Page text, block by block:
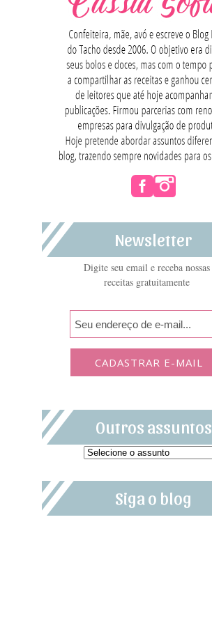
Newsletter
Digite seu email e receba nossas
receitas gratuitamente
Outros assuntos
Siga o blog